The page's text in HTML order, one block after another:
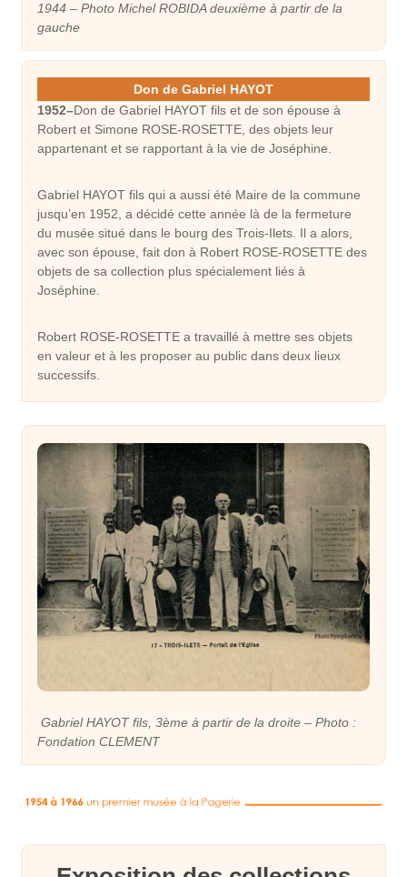
1944 – Photo Michel ROBIDA deuxième à partir de la
gauche
Don de Gabriel HAYOT
1952–Don de Gabriel HAYOT fils et de son épouse à
Robert et Simone ROSE-ROSETTE, des objets leur
appartenant et se rapportant à la vie de Joséphine.
Gabriel HAYOT fils qui a aussi été Maire de la commune
jusqu’en 1952, a décidé cette année là de la fermeture
du musée situé dans le bourg des Trois-Ilets. Il a alors,
avec son épouse, fait don à Robert ROSE-ROSETTE des
objets de sa collection plus spécialement liés à
Joséphine.
Robert ROSE-ROSETTE a travaillé à mettre ses objets
en valeur et à les proposer au public dans deux lieux
successifs.
Gabriel HAYOT fils, 3ème à partir de la droite – Photo :
Fondation CLEMENT